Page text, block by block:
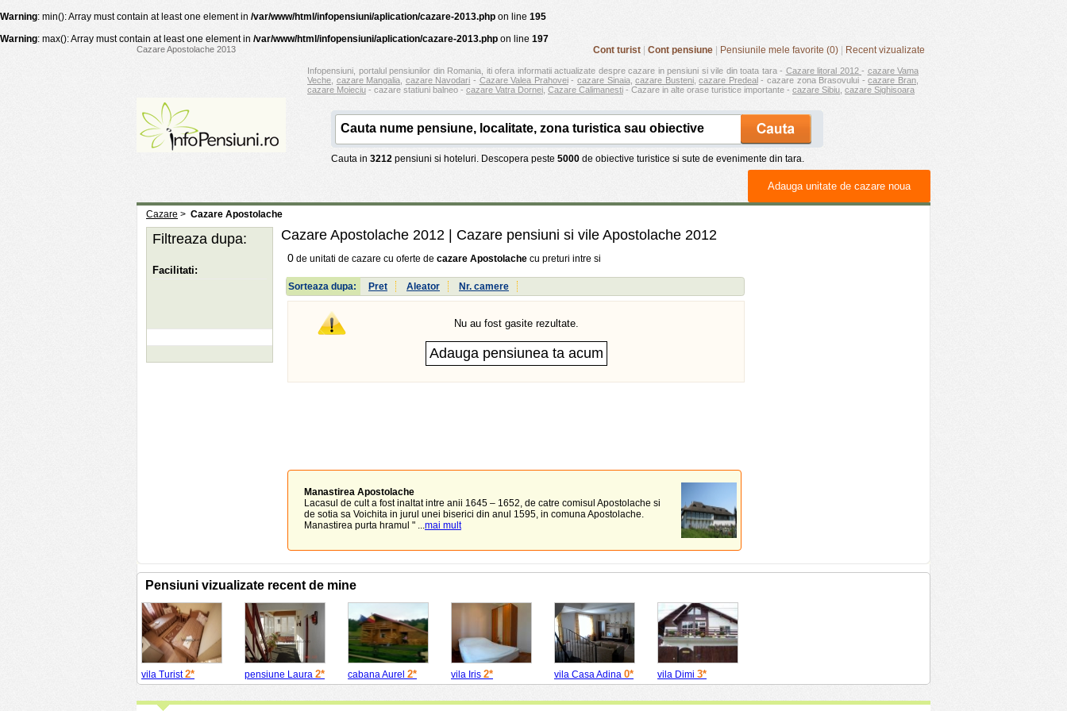
Warning: min(): Array must contain at least one element in /var/www/html/infopensiuni/aplication/cazare-2013.php on line 195
Warning: max(): Array must contain at least one element in /var/www/html/infopensiuni/aplication/cazare-2013.php on line 197
Cazare Apostolache 2013 Cont turist Cont pensiune Pensiunile mele favorite (0) Recent vizualizate
Infopensiuni, portalul pensiunilor din Romania, iti ofera informatii actualizate despre cazare in pensiuni si vile din toata tara - Cazare litoral 2012 - cazare Vama
Veche cazare Mangalia cazare Navodari - Cazare Valea Prahovei- cazare Sinaia,cazare Busteni,cazare Predeal- cazare zona Brasovului -cazare Bran
cazare Moieciu - cazare statiuni balneo - cazare Vatra Dornei Cazare Calimanesti - Cazare in alte orase turistice importante - cazare Sibiu cazare Sighisoara
Cauta in 3212 pensiuni si hoteluri. Descopera peste 5000 de obiective turistice si sute de evenimente din tara.
Adauga unitate de cazare noua
Cazare > Cazare Apostolache
Cazare Apostolache 2012 | Cazare pensiuni si vile Apostolache 2012
0 de unitati de cazare cu oferte de cazare Apostolache cu preturi intre si
Sorteaza dupa: Pret Aleator Nr. camere
Nu au fost gasite rezultate.
Manastirea Apostolache
Lacasul de cult a fost inaltat intre anii 1645 – 1652, de catre comisul Apostolache si
de sotia sa Voichita in jurul unei biserici din anul 1595, in comuna Apostolache.
Manastirea purta hramul " ...mai mult
Filtreaza dupa:
Facilitati:
Pensiuni vizualizate recent de mine
vila Turist 2* pensiune Laura 2* cabana Aurel 2* vila Iris 2* vila Casa Adina 0* vila Dimi 3*